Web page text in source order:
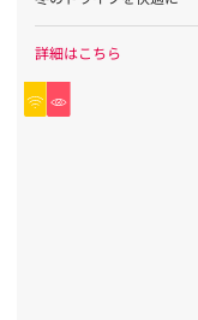
詳細はこちら